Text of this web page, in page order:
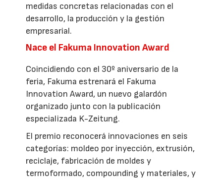
medidas concretas relacionadas con el
desarrollo, la producción y la gestión
empresarial.
Nace el Fakuma Innovation Award
Coincidiendo con el 30º aniversario de la
feria, Fakuma estrenará el Fakuma
Innovation Award, un nuevo galardón
organizado junto con la publicación
especializada K-Zeitung.
El premio reconocerá innovaciones en seis
categorías: moldeo por inyección, extrusión,
reciclaje, fabricación de moldes y
termoformado, compounding y materiales, y